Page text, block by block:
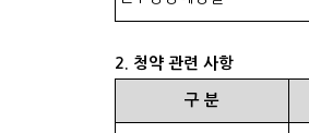
2. 청약 관련 사항
구 분